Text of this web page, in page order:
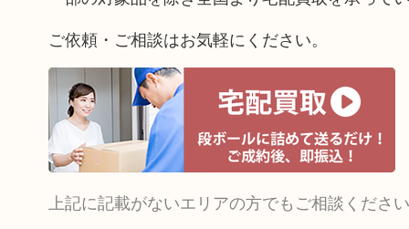
ご依頼・ご相談はお気軽にください。
上記に記載がないエリアの方でもご相談ください